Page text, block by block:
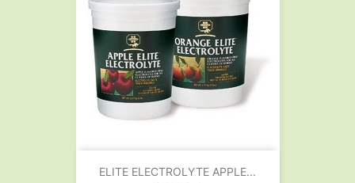
ELITE ELECTROLYTE APPLE...